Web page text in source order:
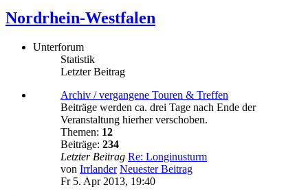
Nordrhein-Westfalen
Unterforum
Statistik
Letzter Beitrag
Archiv / vergangene Touren & Treffen
Beiträge werden ca. drei Tage nach Ende der
Veranstaltung hierher verschoben.
Themen: 12
Beiträge: 234
Letzter Beitrag Re: Longinusturm
von Irrlander Neuester Beitrag
Fr 5. Apr 2013, 19:40